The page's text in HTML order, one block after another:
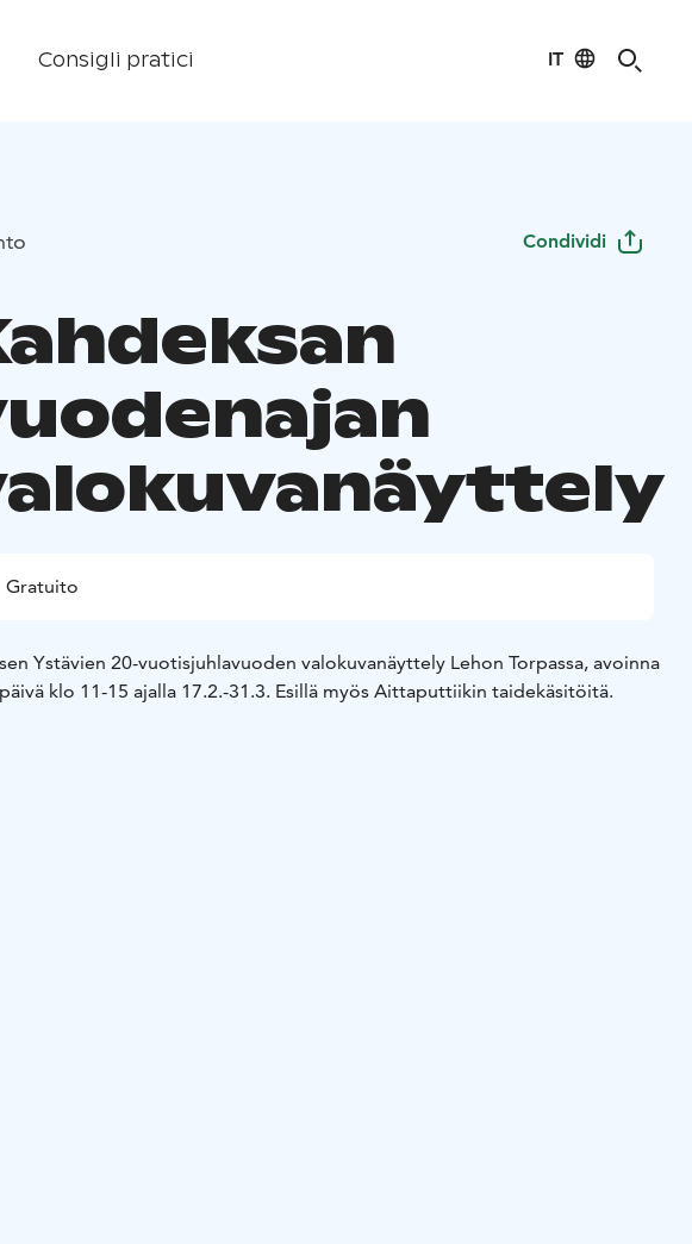
Consigli pratici IT
Condividi
Gratuito
Ystävien 20-vuotisjuhlavuoden valokuvanäyttely Lehon Torpassa, avoinna
klo 11-15 ajalla 17.2.-31.3. Esillä myös Aittaputtiikin taidekäsitöitä.